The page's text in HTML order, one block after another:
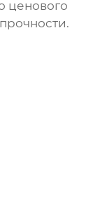
ценового